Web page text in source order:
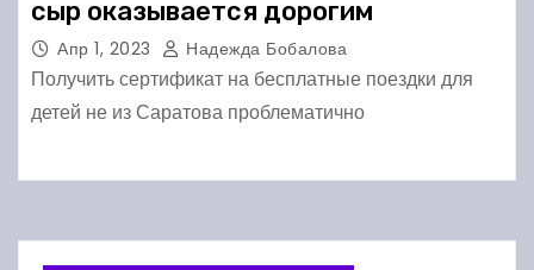
сыр оказывается дорогим
Апр 1, 2023 Надежда Бобалова
Получить сертификат на бесплатные поездки для
детей не из Саратова проблематично